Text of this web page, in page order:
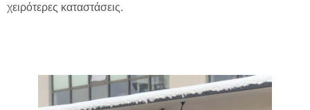
χειρότερες καταστάσεις.